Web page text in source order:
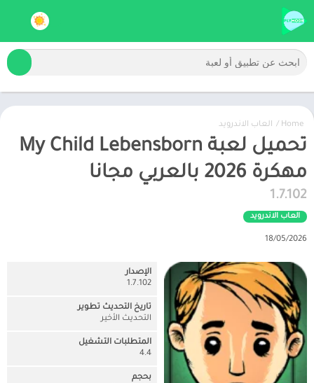
Home
/ العاب الاندرويد
تحميل لعبة My Child Lebensborn
مهكرة 2026 بالعربي مجانا
1.7.102
العاب الاندرويد
18/05/2026
الإصدار
1.7.102
تاريخ التحديث تطوير
التحديث الأخير
المتطلبات التشغيل
4.4
بحجم